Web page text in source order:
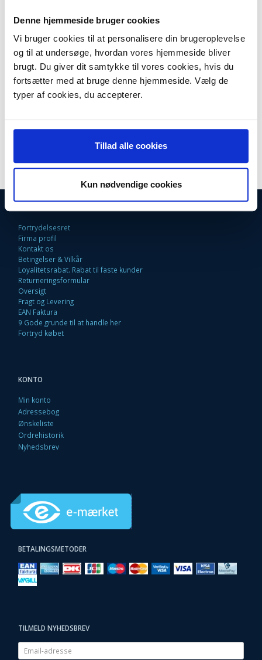
Denne hjemmeside bruger cookies
Vi bruger cookies til at personalisere din brugeroplevelse
og til at undersøge, hvordan vores hjemmeside bliver
brugt. Du giver dit samtykke til vores cookies, hvis du
fortsætter med at bruge denne hjemmeside. Vælg de
typer af cookies, du accepterer.
Tillad alle cookies
Kun nødvendige cookies
styling! Børsten er 20 mm i diameter og passer perfekt til krøller, til
styling af pagehår, og når du skal sætte den sidste finish. Børsten
roterer for at sikre, at krøllerne holder formen, når de løsnes fra
børsten. Air Curler har 2 hastigheder og 2 varmeindstillinger, som
passer til både tørt og fugtigt hår. Varmluftsbørsten har en 2,8 meter
lang og drejelig ledning.
Varebeskrivelse:
Varmluftsbørste
2 hastigheder og varmindstillinger
2,8 m lang og drejelig ledning
2 års reklamationsret
INFORMATIONER
Fortrydelsesret
Firma profil
Kontakt os
Betingelser & Vilkår
Loyalitetsrabat. Rabat til faste kunder
Returneringsformular
Oversigt
Fragt og Levering
EAN Faktura
9 Gode grunde til at handle her
Fortryd købet
KONTO
Min konto
Adressebog
Ønskeliste
Ordrehistorik
Nyhedsbrev
BETALINGSMETODER
TILMELD NYHEDSBREV
Email-
adresse